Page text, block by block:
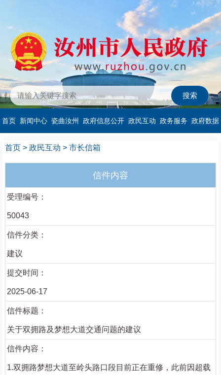
首页 新闻中心 瓷曲汝州 政府信息公开 政民互动 政务服务 政府数据
首页 > 政民互动 > 市长信箱
信件内容
受理编号：
50043
信件分类：
建议
提交时间：
2025-06-17
信件标题：
关于双拥路及梦想大道交通问题的建议
信件内容：
1.双拥路梦想大道至岭头路口段目前正在重修，此前因超载